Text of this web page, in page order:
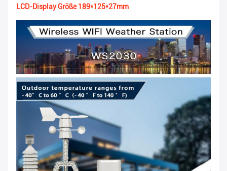
LCD-Display Größe 189*125*27mm